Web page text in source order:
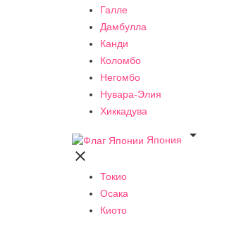
Галле
Дамбулла
Канди
Коломбо
Негомбо
Нувара-Элия
Хиккадува
Япония


Токио
Осака
Киото